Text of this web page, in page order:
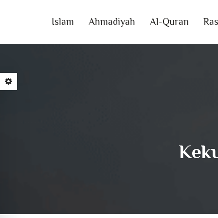
Islam Ahmadiyah Al-Quran